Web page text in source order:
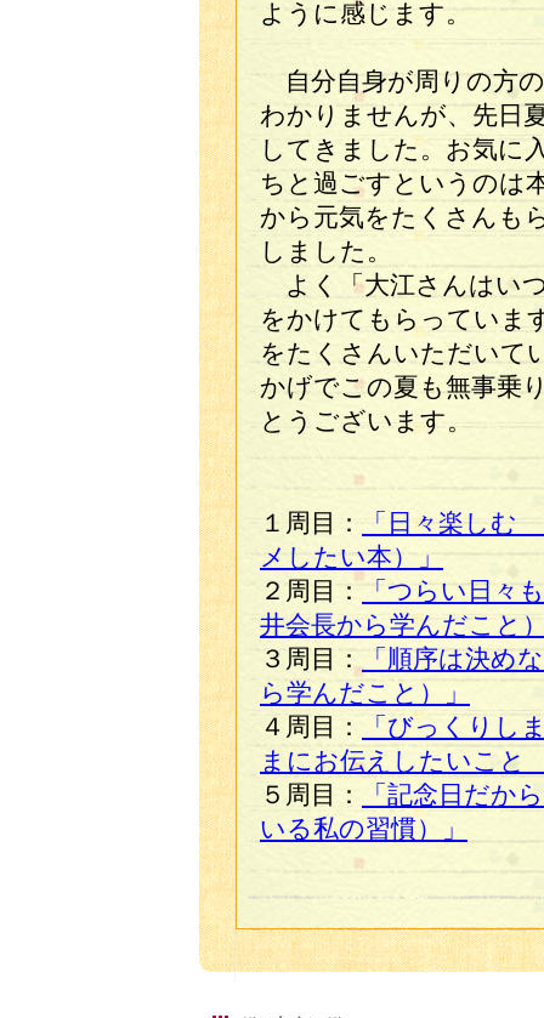
ように感じます。
自分自身が周りの方
わかりませんが、先日
してきました。お気に
ちと過ごすというのは
から元気をたくさんも
しました。
よく「大江さんはい
をかけてもらっていま
をたくさんいただいて
かげでこの夏も無事乗
とうございます。
１周目：
「日々楽しむ
メしたい本）」
２周目： 「つらい日々
井会長から学んだこと
３周目：
「順序は決め
ら学んだこと）」
４周目：
「びっくりし
まにお伝えしたいこ
５周目：
「記念日だか
いる私の習慣）」